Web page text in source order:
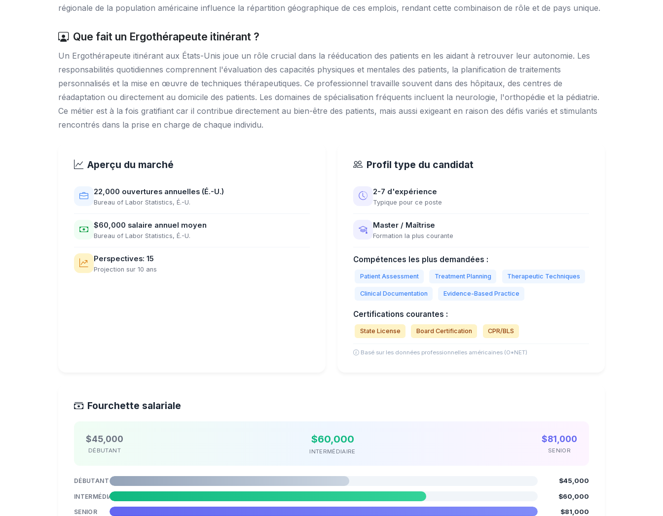
régionale de la population américaine influence la répartition géographique de ces emplois, rendant cette combinaison de rôle et de pays unique.
Que fait un Ergothérapeute itinérant ?
Un Ergothérapeute itinérant aux États-Unis joue un rôle crucial dans la rééducation des patients en les aidant à retrouver leur autonomie. Les
responsabilités quotidiennes comprennent l'évaluation des capacités physiques et mentales des patients, la planification de traitements
personnalisés et la mise en œuvre de techniques thérapeutiques. Ce professionnel travaille souvent dans des hôpitaux, des centres de
réadaptation ou directement au domicile des patients. Les domaines de spécialisation fréquents incluent la neurologie, l'orthopédie et la pédiatrie.
Ce métier est à la fois gratifiant car il contribue directement au bien-être des patients, mais aussi exigeant en raison des défis variés et stimulants
rencontrés dans la prise en charge de chaque individu.
Aperçu du marché
22,000 ouvertures annuelles (É.-U.)
Bureau of Labor Statistics, É.-U.
$60,000 salaire annuel moyen
Bureau of Labor Statistics, É.-U.
Perspectives: 15
Projection sur 10 ans
Profil type du candidat
2-7 d'expérience
Typique pour ce poste
Master / Maîtrise
Formation la plus courante
Compétences les plus demandées :
Patient Assessment Treatment Planning Therapeutic Techniques
Clinical Documentation Evidence-Based Practice
Certifications courantes :
State License Board Certification CPR/BLS
Basé sur les données professionnelles américaines (O*NET)
Fourchette salariale
$45,000
DÉBUTANT
$60,000
INTERMÉDIAIRE
$81,000
SENIOR
DÉBUTANT $45,000
INTERMÉDIAIRE $60,000
SENIOR $81,000